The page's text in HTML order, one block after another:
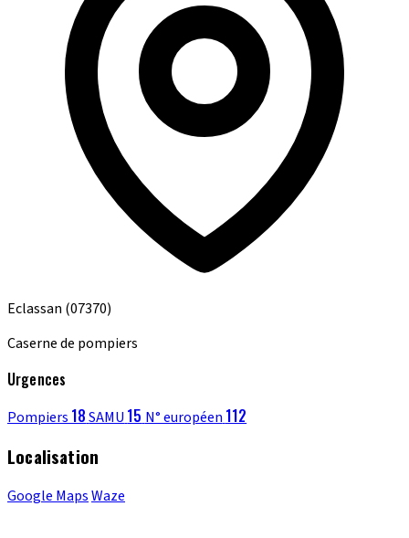
Eclassan (07370)
Caserne de pompiers
Urgences
Pompiers 18SAMU 15 N° européen 112
Localisation
Google MapsWaze